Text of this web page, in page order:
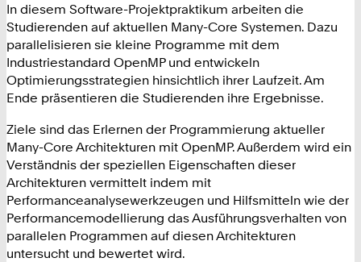
In diesem Software-Projektpraktikum arbeiten die
Studierenden auf aktuellen Many-Core Systemen. Dazu
parallelisieren sie kleine Programme mit dem
Industriestandard OpenMP und entwickeln
Optimierungsstrategien hinsichtlich ihrer Laufzeit. Am
Ende präsentieren die Studierenden ihre Ergebnisse.
Ziele sind das Erlernen der Programmierung aktueller
Many-Core Architekturen mit OpenMP. Außerdem wird ein
Verständnis der speziellen Eigenschaften dieser
Architekturen vermittelt indem mit
Performanceanalysewerkzeugen und Hilfsmitteln wie der
Performancemodellierung das Ausführungsverhalten von
parallelen Programmen auf diesen Architekturen
untersucht und bewertet wird.